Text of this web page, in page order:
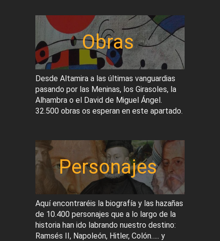
Obras
Desde Altamira a las últimas vanguardias
pasando por las Meninas, los Girasoles, la
Alhambra o el David de Miguel Ángel.
32.500 obras os esperan en este apartado.
Personajes
Aquí encontraréis la biografía y las hazañas
de 10.400 personajes que a lo largo de la
historia han ido labrando nuestro destino:
Ramsés II, Napoleón, Hitler, Colón….. y